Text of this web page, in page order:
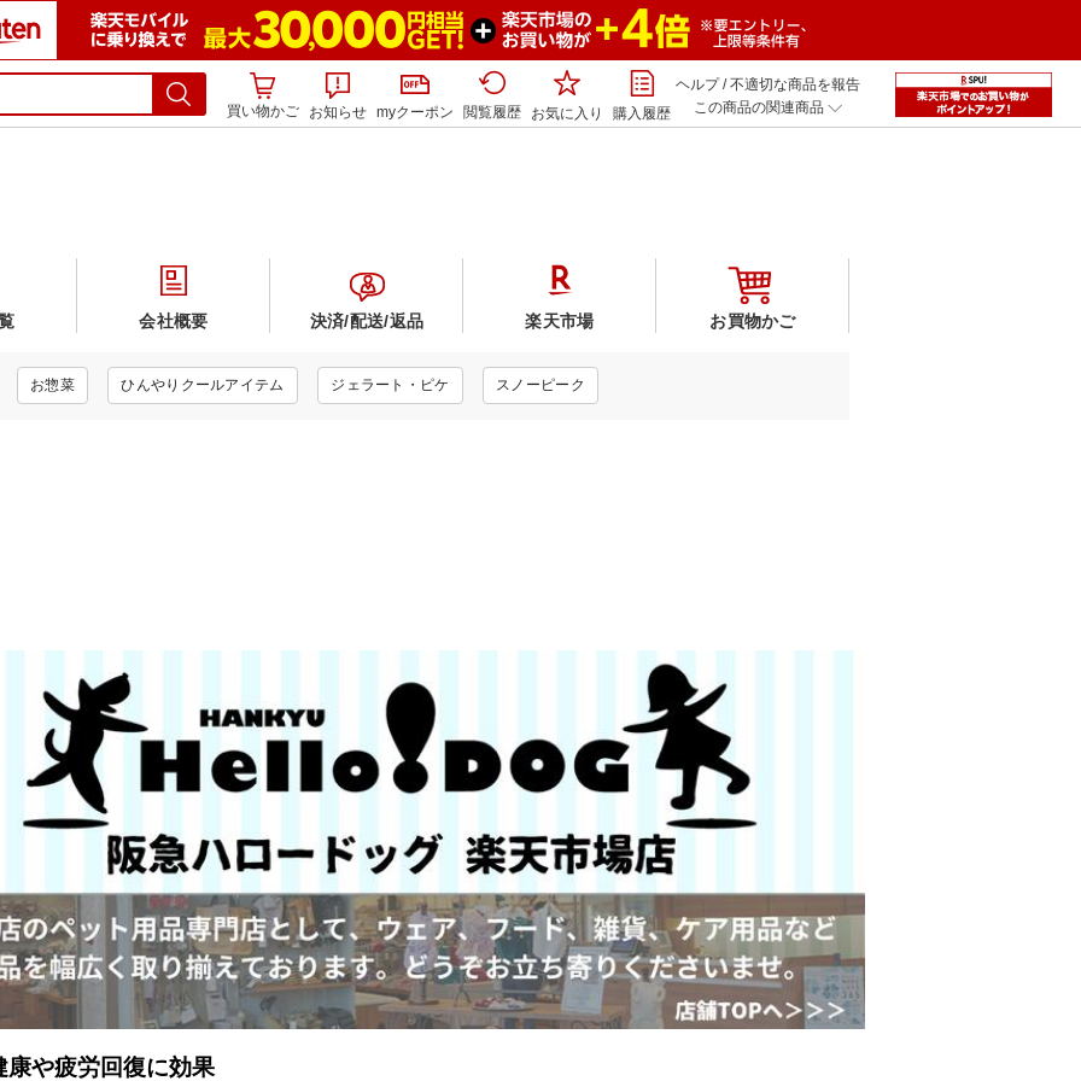
買い物かご お知らせ myクーポン 閲覧履歴 お気に入り 購入履歴
ヘルプ/不適切な商品を報告
この商品の関連商品
康や疲労回復に効果